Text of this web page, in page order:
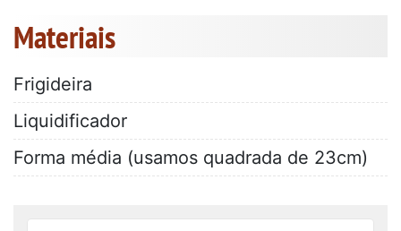
Materiais
Frigideira
Liquidificador
Forma média (usamos quadrada de 23cm)